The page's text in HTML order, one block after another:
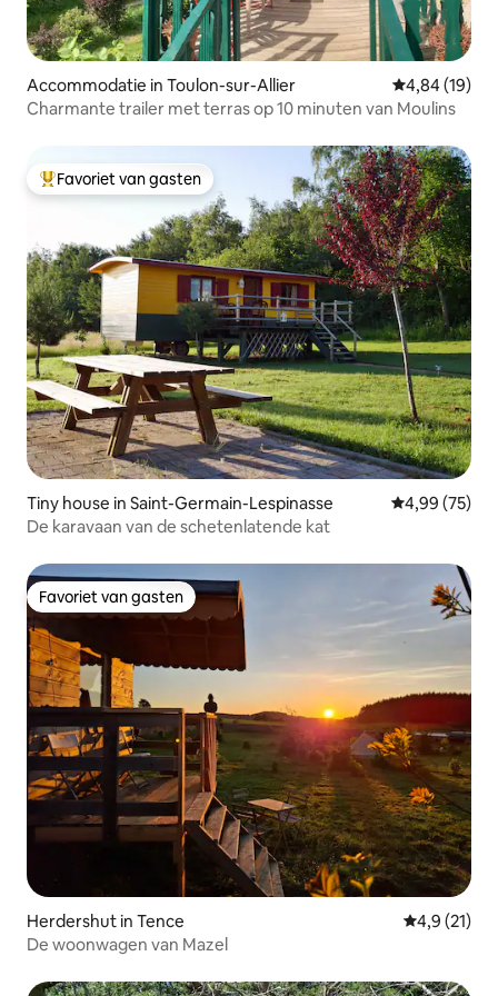
Accommodatie in Toulon-sur-Allier Gemiddelde
4,84 (19)
Charmante trailer met terras op 10 minuten van Moulins
Topfavoriet van gasten
Favoriet van gasten
Tiny house in Saint-Germain-Lespinasse Gemiddelde
4,99 (75)
De karavaan van de schetenlatende kat
Favoriet van gasten
Favoriet van gasten
Herdershut in Tence
4,9 (21)
De woonwagen van Mazel